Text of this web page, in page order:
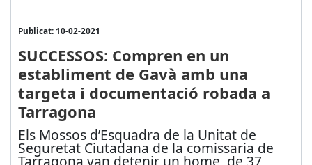
Publicat: 10-02-2021
SUCCESSOS: Compren en un
establiment de Gavà amb una
targeta i documentació robada a
Tarragona
Els Mossos d’Esquadra de la Unitat de
Seguretat Ciutadana de la comissaria de
Tarragona van detenir un home, de 37